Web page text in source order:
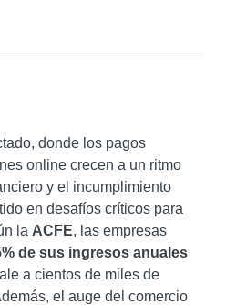
donde los pagos
online crecen a un ritmo
y el incumplimiento
en desafíos críticos para
la ACFE, las empresas
de sus ingresos anuales
a cientos de miles de
el auge del comercio